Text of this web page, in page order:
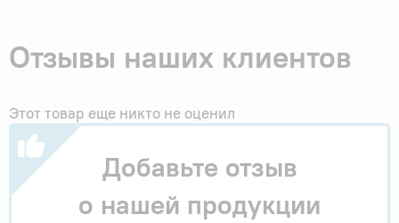
Отзывы наших клиентов
Этот товар еще никто не оценил
Добавьте отзыв
о нашей продукции